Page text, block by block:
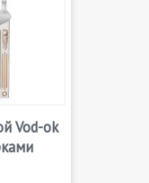
Vod-ok